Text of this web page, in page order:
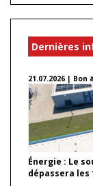
Dernières
21.07.2026 | Bon
Énergie : Le
dépassera les